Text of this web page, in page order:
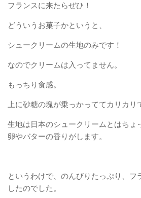
フランスに来たらぜひ！
どういうお菓子かというと、
シュークリームの生地のみです！
なのでクリームは入ってません。
もっちり食感。
上に砂糖の塊が乗っかっててカリカリ
生地は日本のシュークリームとはちょ
卵やバターの香りがします。
というわけで、のんびりたっぷり、フ
したのでした。